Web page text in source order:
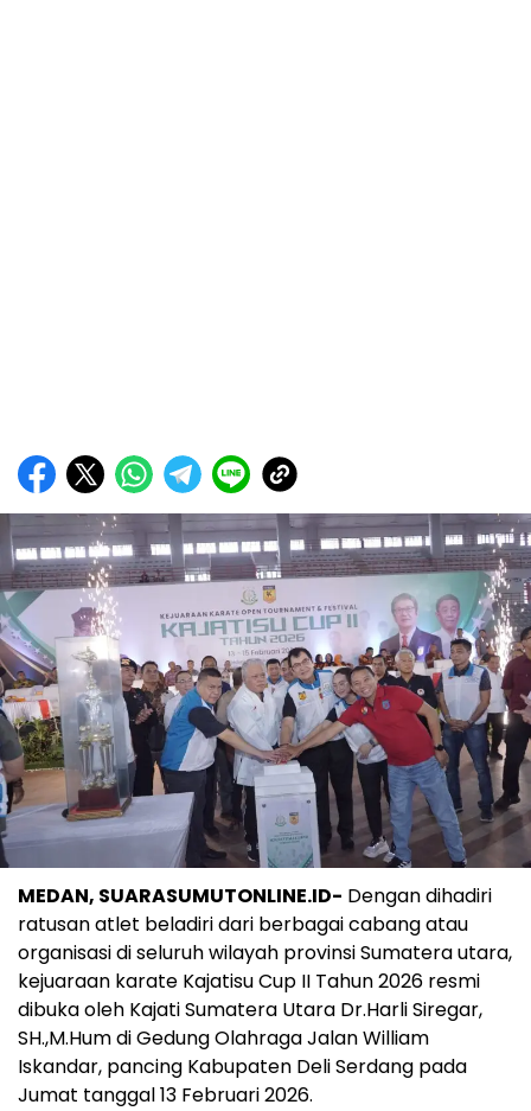
MEDAN, SUARASUMUTONLINE.ID- Dengan dihadiri
ratusan atlet beladiri dari berbagai cabang atau
organisasi di seluruh wilayah provinsi Sumatera utara,
kejuaraan karate Kajatisu Cup II Tahun 2026 resmi
dibuka oleh Kajati Sumatera Utara Dr.Harli Siregar,
SH.,M.Hum di Gedung Olahraga Jalan William
Iskandar, pancing Kabupaten Deli Serdang pada
Jumat tanggal 13 Februari 2026.